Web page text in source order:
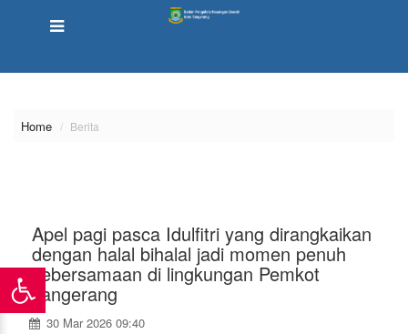
Home Berita
Apel pagi pasca Idulfitri yang dirangkaikan
dengan halal bihalal jadi momen penuh
kebersamaan di lingkungan Pemkot
Tangerang
30 Mar 2026 09:40